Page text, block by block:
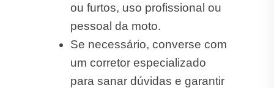
ou furtos, uso profissional ou
pessoal da moto.
Se necessário, converse com
um corretor especializado
para sanar dúvidas e garantir